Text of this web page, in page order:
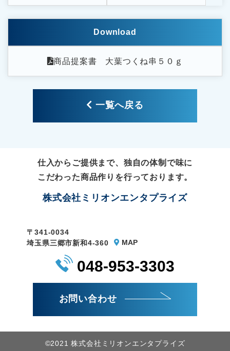
Download
商品提案書 大葉つくね串５０ｇ
一覧へ戻る
仕入からご提供まで、独自の体制で味に
こだわった商品作りを行っております。
株式会社ミリオンエンタプライズ
〒341-0034
埼玉県三郷市新和4-360
MAP
048-953-3303
お問い合わせ
©2021 株式会社ミリオンエンタプライズ